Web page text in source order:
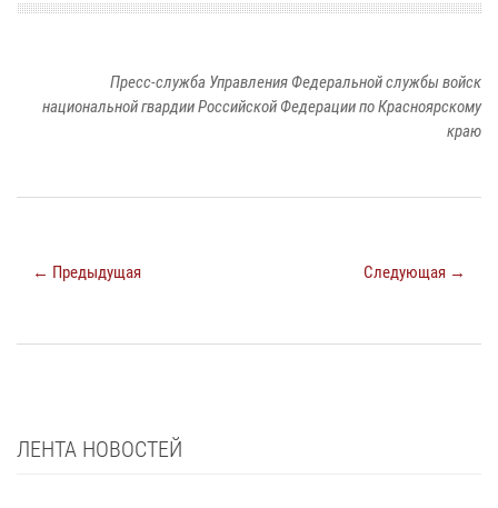
Пресс-служба Управления Федеральной службы войск
национальной гвардии Российской Федерации по Красноярскому
краю
← Предыдущая Следующая →
ЛЕНТА НОВОСТЕЙ